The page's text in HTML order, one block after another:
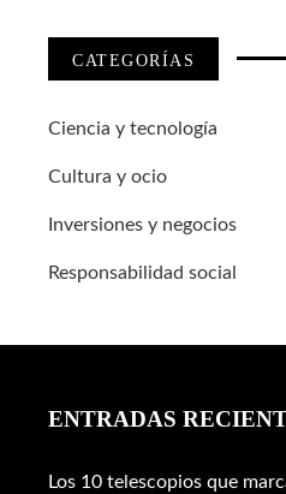
CATEGORÍAS
Ciencia y tecnología
Cultura y ocio
Inversiones y negocios
Responsabilidad social
ENTRADAS
Los 10 telescopios que